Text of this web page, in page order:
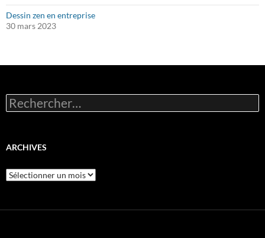
Dessin zen en entreprise
30 mars 2023
Rechercher :
ARCHIVES
Archives